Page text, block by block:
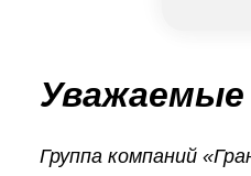
Группа компаний